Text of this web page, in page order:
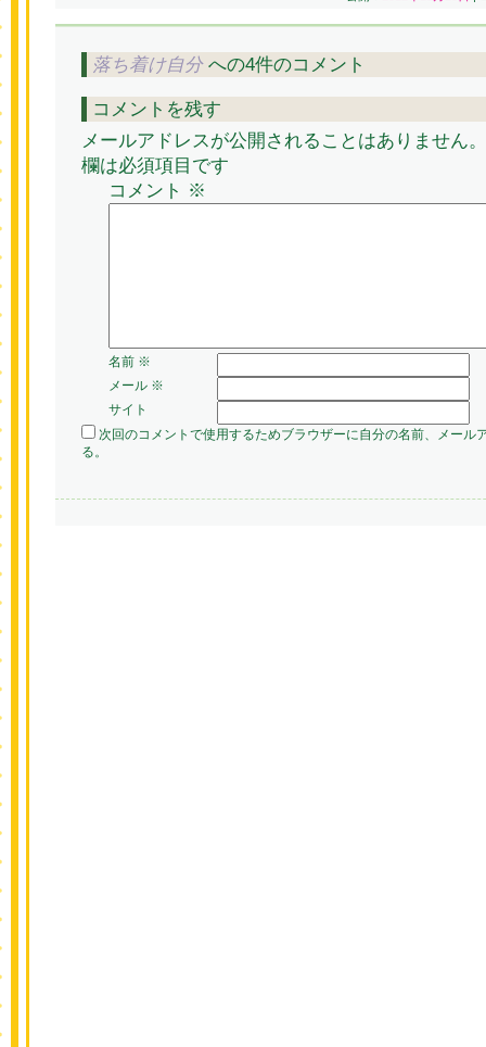
落ち着け自分への4件のコメント
コメントを残す
メールアドレスが公開されることはありません。
欄は必須項目です
コメント ※
名前 ※
メール ※
サイト
次回のコメントで使用するためブラウザーに自分の名前、メール
る。